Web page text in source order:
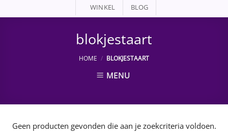
WINKEL BLOG
blokjestaart
HOME / BLOKJESTAART
MENU
Geen producten gevonden die aan je zoekcriteria voldoen.